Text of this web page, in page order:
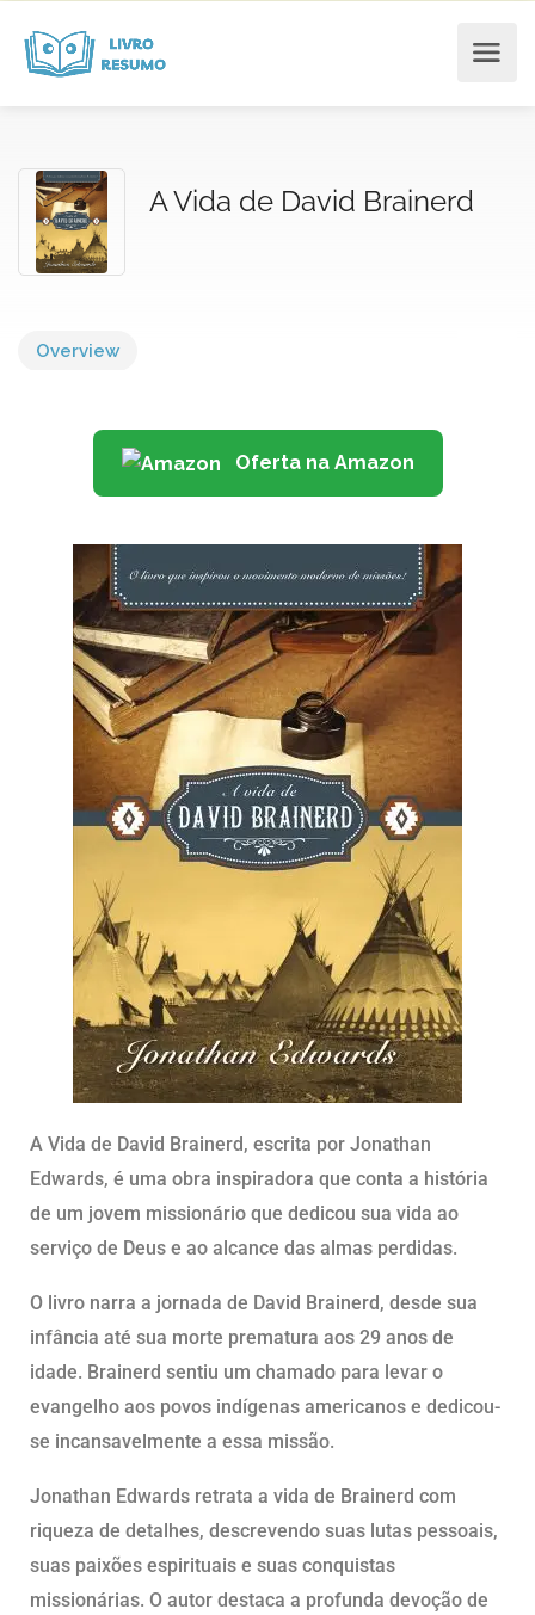
A Vida de David Brainerd
Overview
Oferta na Amazon
A Vida de David Brainerd, escrita por Jonathan
Edwards, é uma obra inspiradora que conta a história
de um jovem missionário que dedicou sua vida ao
serviço de Deus e ao alcance das almas perdidas.
O livro narra a jornada de David Brainerd, desde sua
infância até sua morte prematura aos 29 anos de
idade. Brainerd sentiu um chamado para levar o
evangelho aos povos indígenas americanos e dedicou-
se incansavelmente a essa missão.
Jonathan Edwards retrata a vida de Brainerd com
riqueza de detalhes, descrevendo suas lutas pessoais,
suas paixões espirituais e suas conquistas
missionárias. O autor destaca a profunda devoção de